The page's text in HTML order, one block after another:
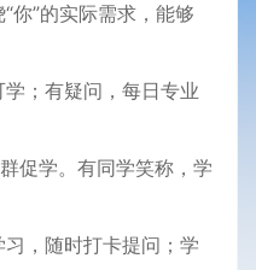
你”的实际需求，能够
；有疑问，每日专业
促学。有同学笑称，学
，随时打卡提问；学